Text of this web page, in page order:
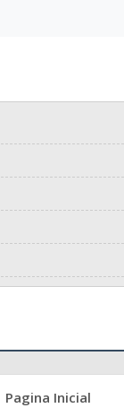
Pagina Inicial